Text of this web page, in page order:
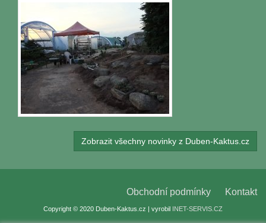
Zobrazit všechny novinky z Duben-Kaktus.cz
Obchodní podmínky Kontakt
Copyright © 2020 Duben-Kaktus.cz | vyrobil INET-SERVIS.CZ